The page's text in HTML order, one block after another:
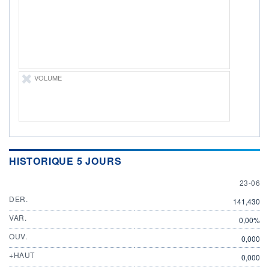
VOLUME
HISTORIQUE 5 JOURS
23
23-06
DER.
141,430
VAR.
0,00%
OUV.
0,000
+HAUT
0,000